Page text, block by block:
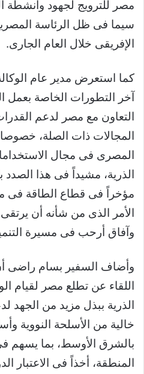
مصر للترويج لجهود وأنشطة
سيما فى ظل الرئاسة المصرية
الإفريقى خلال العام الجارى.
كما استعرض مدير عام
آخر التطورات الخاصة بعمل
التعاون مع مصر لدعم
المجالات ذات الصلة،
المصرى فى مجال
الذرية، مشيداً فى هذا الصدد
مؤخراً فى قطاع الطاقة فى
الأمر الذى من شأنه أن
وآفاق أرحب فى مسيرة
وأضاف السفير بسام راضى
اللقاء عن تطلع مصر لقيام
الذرية ببذل مزيد من
خالية من الأسلحة النووية
بالشرق الأوسط، بما يسهم
المنطقة، أخذاً فى الاعتبار